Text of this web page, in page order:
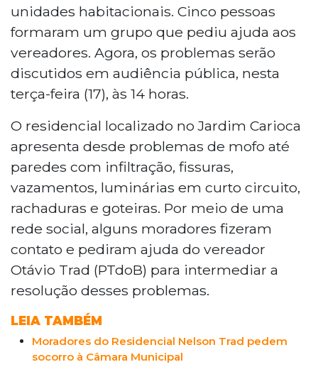
unidades habitacionais. Cinco pessoas
formaram um grupo que pediu ajuda aos
vereadores. Agora, os problemas serão
discutidos em audiência pública, nesta
terça-feira (17), às 14 horas.
O residencial localizado no Jardim Carioca
apresenta desde problemas de mofo até
paredes com infiltração, fissuras,
vazamentos, luminárias em curto circuito,
rachaduras e goteiras. Por meio de uma
rede social, alguns moradores fizeram
contato e pediram ajuda do vereador
Otávio Trad (PTdoB) para intermediar a
resolução desses problemas.
LEIA TAMBÉM
Moradores do Residencial Nelson Trad pedem
socorro à Câmara Municipal